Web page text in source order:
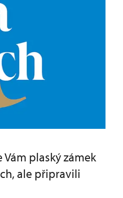
plaský zámek
ale připravili